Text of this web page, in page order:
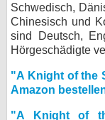
Schwedisch,
Chinesisch und
sind Deutsch,
Hörgeschädigte
"A Knight of the
Amazon
"A Knight of